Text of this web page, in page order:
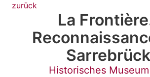
zurück
La
Historisches